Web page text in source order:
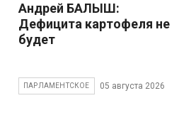
Андрей БАЛЫШ:
Дефицита картофеля не
будет
ПАРЛАМЕНТСКОЕ 05 августа 2026